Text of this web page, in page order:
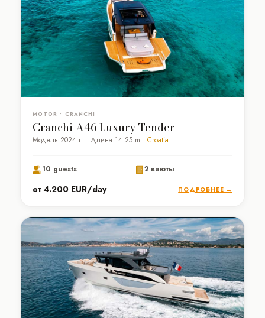
MOTOR • CRANCHI
Cranchi A46 Luxury Tender
Модель 2024 г. • Длина 14.25 m • Croatia
10 guests 2 каюты
от 4.200 EUR/day ПОДРОБНЕЕ →